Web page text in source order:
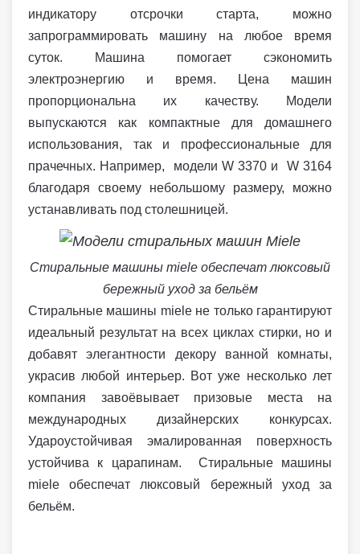
индикатору отсрочки старта, можно
запрограммировать машину на любое время
суток. Машина помогает сэкономить
электроэнергию и время. Цена машин
пропорциональна их качеству. Модели
выпускаются как компактные для домашнего
использования, так и профессиональные для
прачечных. Например, модели W 3370 и W 3164
благодаря своему небольшому размеру, можно
устанавливать под столешницей.
Стиральные машины miele обеспечат люксовый
бережный уход за бельём
Стиральные машины miele не только гарантируют
идеальный результат на всех циклах стирки, но и
добавят элегантности декору ванной комнаты,
украсив любой интерьер. Вот уже несколько лет
компания завоёвывает призовые места на
международных дизайнерских конкурсах.
Удароустойчивая эмалированная поверхность
устойчива к царапинам. Стиральные машины
miele обеспечат люксовый бережный уход за
бельём.